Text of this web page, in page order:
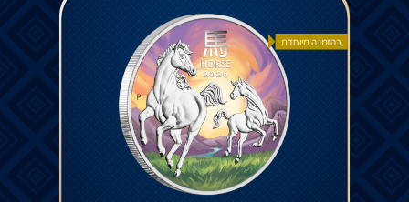
בהזמנה מיוחדת